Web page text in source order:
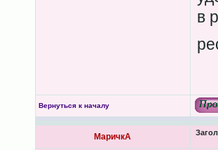
в
Вернуться к началу
МаричкА